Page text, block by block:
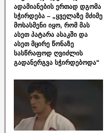
ადამიანების ერთად დგომა
სჭირდება – „ყველაზე მძიმე
მოსასმენი იყო, რომ მას
ასეთ პატარა ასაკში და
ასეთ მცირე წონაზე
სასწრაფოდ ღვიძლის
გადანერგვა სჭირდებოდა“